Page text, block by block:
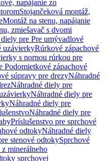
napájanie zo
Stojančeková montáž,
Montáž na stenu, napájanie
zmiešavač s dvomi
pre Pre umývadlové
uzávierkyRúrkové zápachové
s nornou rúrkou pre
Podomietkové zápachové
súpravy pre drezyNáhradné
Náhradné diely pre
Náhradné diely pre
Náhradné diely pre
Náhradné diely pre
Príslušenstvo pre sprchové
odtokyNáhradné diely
stenové odtokySprchové
minerálneho
sprchovej